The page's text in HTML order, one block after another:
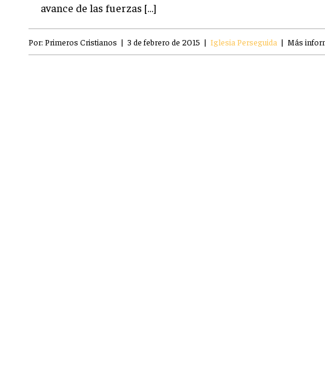
avance de las fuerzas […]
Por: Primeros Cristianos | 3 de febrero de 2015 | Iglesia Perseguida | Más